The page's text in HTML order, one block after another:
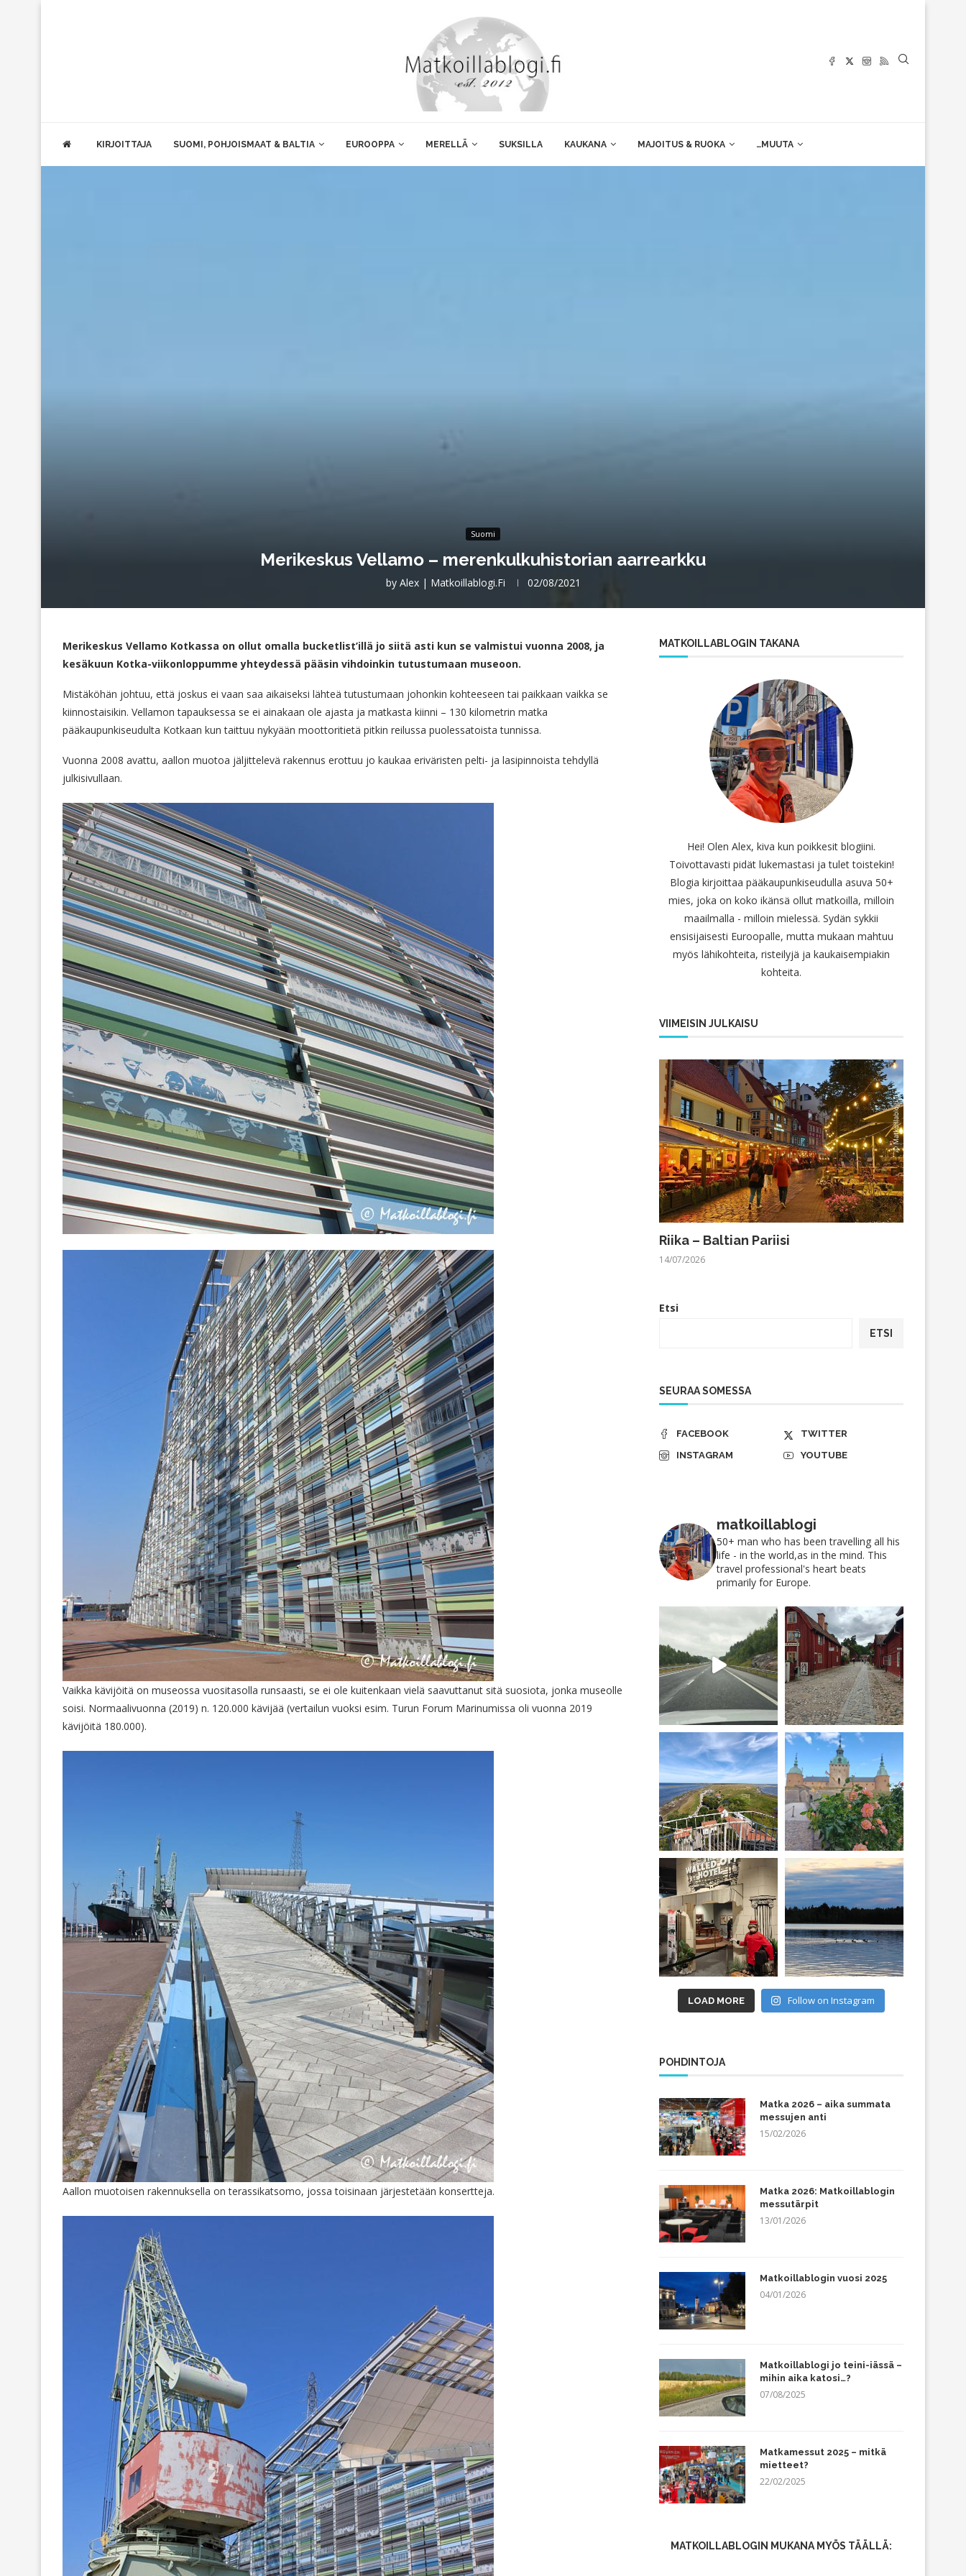
KIRJOITTAJA SUOMI, POHJOISMAAT & BALTIA EUROOPPA MERELLÄ SUKSILLA KAUKANA MAJOITUS & RUOKA …MUUTA
Suomi
Merikeskus Vellamo – merenkulkuhistorian aarrearkku
by Alex | Matkoillablogi.fi 02/08/2021
Merikeskus Vellamo Kotkassa on ollut omalla bucketlist’illä jo siitä asti kun se valmistui vuonna 2008, ja
kesäkuun Kotka-viikonloppumme yhteydessä pääsin vihdoinkin tutustumaan museoon.
Mistäköhän johtuu, että joskus ei vaan saa aikaiseksi lähteä tutustumaan johonkin kohteeseen tai paikkaan vaikka se
kiinnostaisikin. Vellamon tapauksessa se ei ainakaan ole ajasta ja matkasta kiinni – 130 kilometrin matka
pääkaupunkiseudulta Kotkaan kun taittuu nykyään moottoritietä pitkin reilussa puolessatoista tunnissa.
Vuonna 2008 avattu, aallon muotoa jäljittelevä rakennus erottuu jo kaukaa eriväristen pelti- ja lasipinnoista tehdyllä
julkisivullaan.
Vaikka kävijöitä on museossa vuositasolla runsaasti, se ei ole kuitenkaan vielä saavuttanut sitä suosiota, jonka museolle
soisi. Normaalivuonna (2019) n. 120.000 kävijää (vertailun vuoksi esim. Turun Forum Marinumissa oli vuonna 2019
kävijöitä 180.000).
Aallon muotoisen rakennuksella on terassikatsomo, jossa toisinaan järjestetään konsertteja.
MATKOILLABLOGIN TAKANA
Hei! Olen Alex, kiva kun poikkesit blogiini.
Toivottavasti pidät lukemastasi ja tulet toistekin!
Blogia kirjoittaa pääkaupunkiseudulla asuva 50+
mies, joka on koko ikänsä ollut matkoilla, milloin
maailmalla - milloin mielessä. Sydän sykkii
ensisijaisesti Euroopalle, mutta mukaan mahtuu
myös lähikohteita, risteilyjä ja kaukaisempiakin
kohteita.
VIIMEISIN JULKAISU
Riika – Baltian Pariisi
14/07/2026
Etsi
ETSI
SEURAA SOMESSA
FACEBOOK
TWITTER
INSTAGRAM
YOUTUBE
matkoillablogi
50+ man who has been travelling all his
life - in the world,as in the mind. This
travel professional's heart beats
primarily for Europe.
LOAD MORE Follow on Instagram
POHDINTOJA
Matka 2026 – aika summata
messujen anti
15/02/2026
Matka 2026: Matkoillablogin
messutärpit
13/01/2026
Matkoillablogin vuosi 2025
04/01/2026
Matkoillablogi jo teini-iässä –
mihin aika katosi…?
07/08/2025
Matkamessut 2025 – mitkä
mietteet?
22/02/2025
MATKOILLABLOGIN MUKANA MYÖS TÄÄLLÄ: